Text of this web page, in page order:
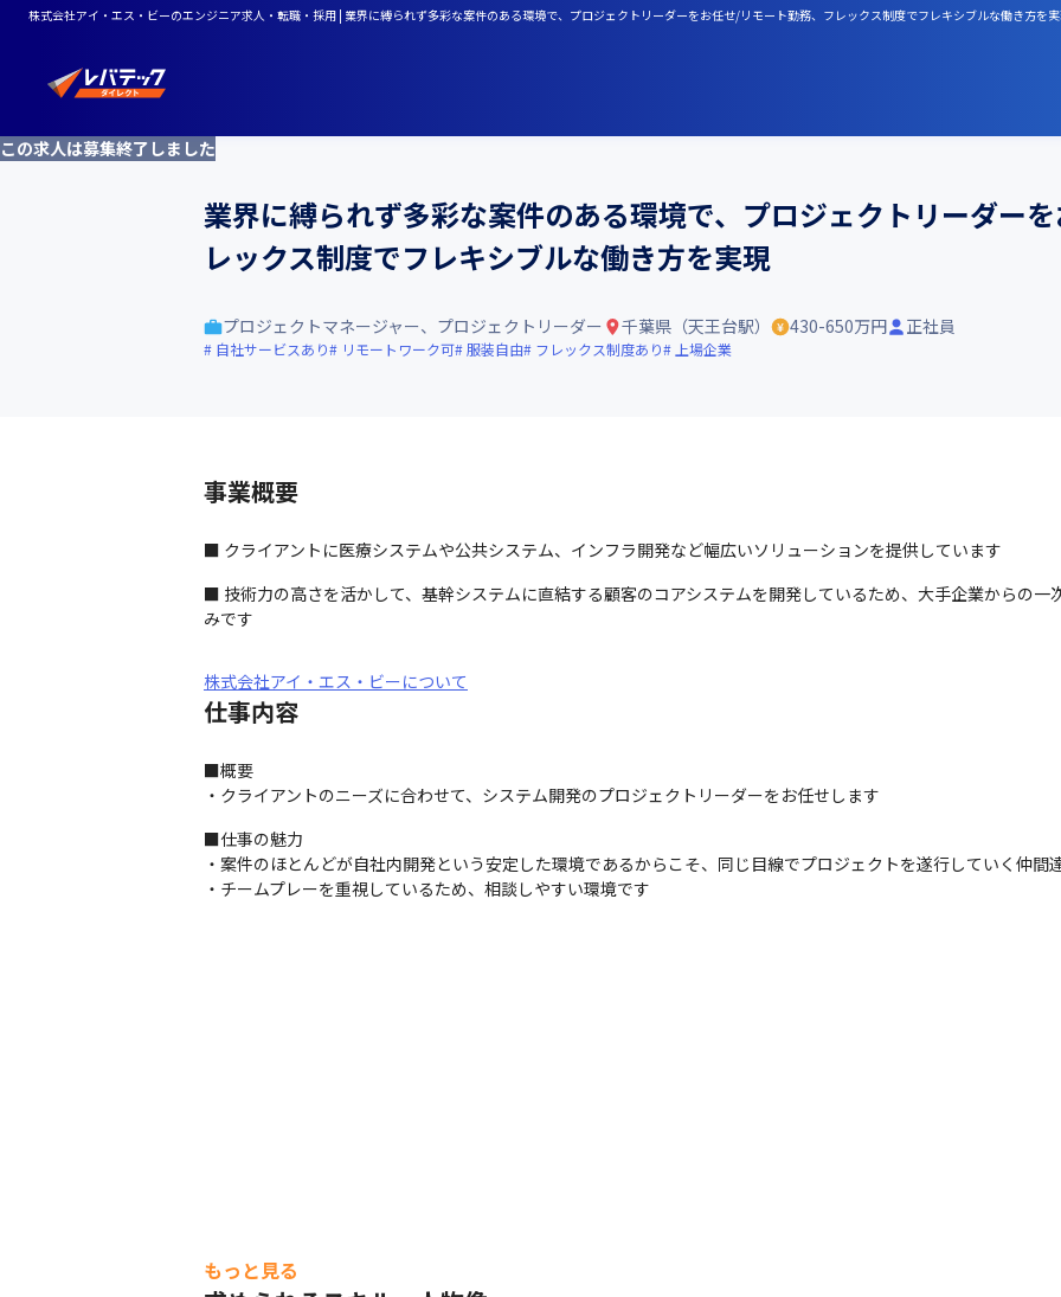
株式会社アイ・エス・ビーのエンジニア求人・転職・採用 | 業界に縛られず多彩な案件のある環境で、プロジェクトリーダーをお任せ/リモート勤務、フレックス制度でフレキシブルな働き方を
この求人は募集終了しました
業界に縛られず多彩な案件のある環境で、プロジェクトリーダー
レックス制度でフレキシブルな働き方を実現
プロジェクトマネージャー、プロジェクトリーダー 千葉県（天王台駅） 430-650万円 正社員
自社サービスあり リモートワーク可 服装自由 フレックス制度あり 上場企業
事業概要
■ クライアントに医療システムや公共システム、インフラ開発など幅広いソリューションを提供しています
■ 技術力の高さを活かして、基幹システムに直結する顧客のコアシステムを開発しているため、大手企業からの
みです
株式会社アイ・エス・ビーについて
仕事内容
■概要
・クライアントのニーズに合わせて、システム開発のプロジェクトリーダーをお任せします
■仕事の魅力
・案件のほとんどが自社内開発という安定した環境であるからこそ、同じ目線でプロジェクトを遂行していく仲間
・チームプレーを重視しているため、相談しやすい環境です
もっと見る